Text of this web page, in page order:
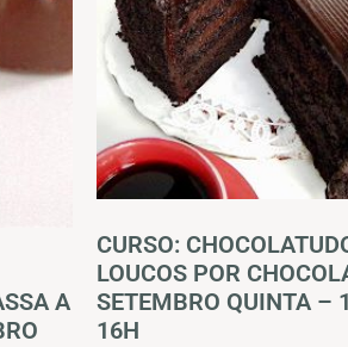
A
CURSO:
LOUCOS POR
SETEMBRO QUINTA –
16H